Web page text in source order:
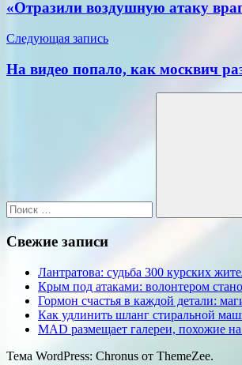
записям
«Отразили воздушную атаку
Следующая запись
На видео попало, как москвич
Свежие записи
Лантратова: судьба 300 курских
Крым под атаками: волонтером
Гормон счастья в каждой детали:
Как удлинить шланг стиральной
MAD размещает галереи, похожие
Тема WordPress: Chronus от ThemeZee.